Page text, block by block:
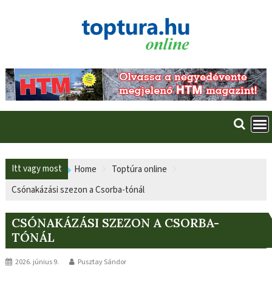
Itt vagy most Home
Toptúra online
Csónakázási szezon a Csorba-tónál
CSÓNAKÁZÁSI SZEZON A CSORBA-
TÓNÁL
2026. június 9. Pusztay Sándor